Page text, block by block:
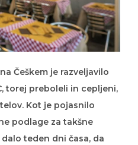
Češkem je razveljavilo
torej preboleli in cepljeni,
Kot je pojasnilo
podlage za takšne
teden dni časa, da